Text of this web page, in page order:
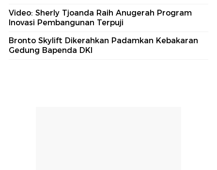
Video: Sherly Tjoanda Raih Anugerah Program
Inovasi Pembangunan Terpuji
Bronto Skylift Dikerahkan Padamkan Kebakaran
Gedung Bapenda DKI